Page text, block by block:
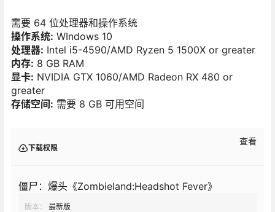
需要 64 位处理器和操作系统
操作系统: WIndows 10
处理器: Intel i5-4590/AMD Ryzen 5 1500X or greater
内存: 8 GB RAM
显卡: NVIDIA GTX 1060/AMD Radeon RX 480 or
greater
存储空间: 需要 8 GB 可用空间
下载权限
查看
僵尸：爆头《Zombieland:Headshot Fever》
版本：
最新版